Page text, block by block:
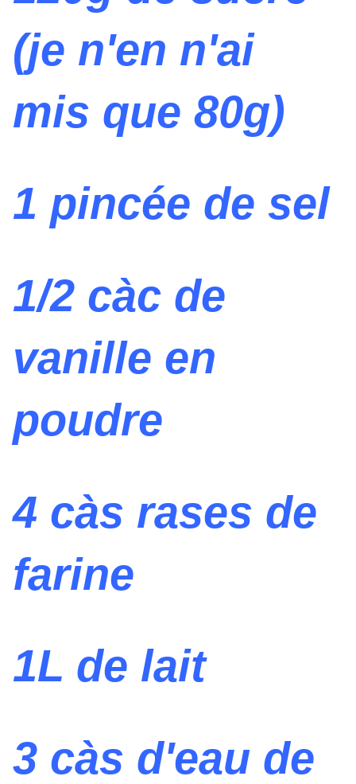
(je n'en n'ai
mis que 80g)
1 pincée de sel
1/2 càc de
vanille en
poudre
4 càs rases de
farine
1L de lait
3 càs d'eau de